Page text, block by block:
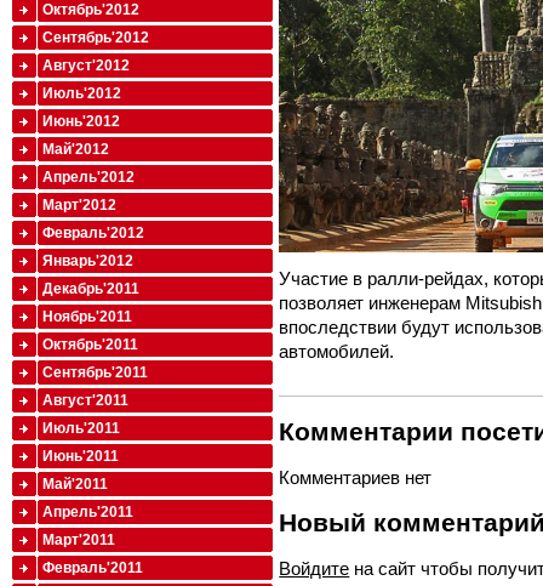
Участие в ралли-рейдах,
позволяет инженерам
впоследствии будут
автомобилей.
Комментарии
Комментариев нет
Новый
Войдите на сайт чтобы
Октябрь'2012
Сентябрь'2012
Август'2012
Июль'2012
Июнь'2012
Май'2012
Апрель'2012
Март'2012
Февраль'2012
Январь'2012
Декабрь'2011
Ноябрь'2011
Октябрь'2011
Сентябрь'2011
Август'2011
Июль'2011
Июнь'2011
Май'2011
Апрель'2011
Март'2011
Февраль'2011